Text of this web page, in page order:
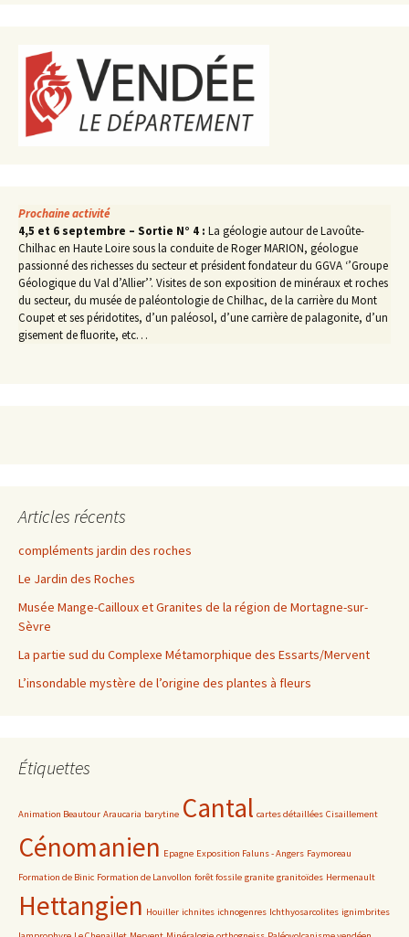
Prochaine activité
4,5 et 6 septembre – Sortie N° 4 : La géologie autour de Lavoûte-
Chilhac en Haute Loire sous la conduite de Roger MARION, géologue
passionné des richesses du secteur et président fondateur du GGVA ‘’Groupe
Géologique du Val d’Allier’’. Visites de son exposition de minéraux et roches
du secteur, du musée de paléontologie de Chilhac, de la carrière du Mont
Coupet et ses péridotites, d’un paléosol, d’une carrière de palagonite, d’un
gisement de fluorite, etc…
Articles récents
compléments jardin des roches
Le Jardin des Roches
Musée Mange-Cailloux et Granites de la région de Mortagne-sur-
Sèvre
La partie sud du Complexe Métamorphique des Essarts/Mervent
L’insondable mystère de l’origine des plantes à fleurs
Étiquettes
Animation Beautour Araucaria barytine Cantal cartes détaillées Cisaillement
Cénomanien Epagne Exposition Faluns - Angers Faymoreau
Formation de Binic Formation de Lanvollon forêt fossile granite granitoïdes Hermenault
Hettangien Houiller ichnites ichnogenres Ichthyosarcolites ignimbrites